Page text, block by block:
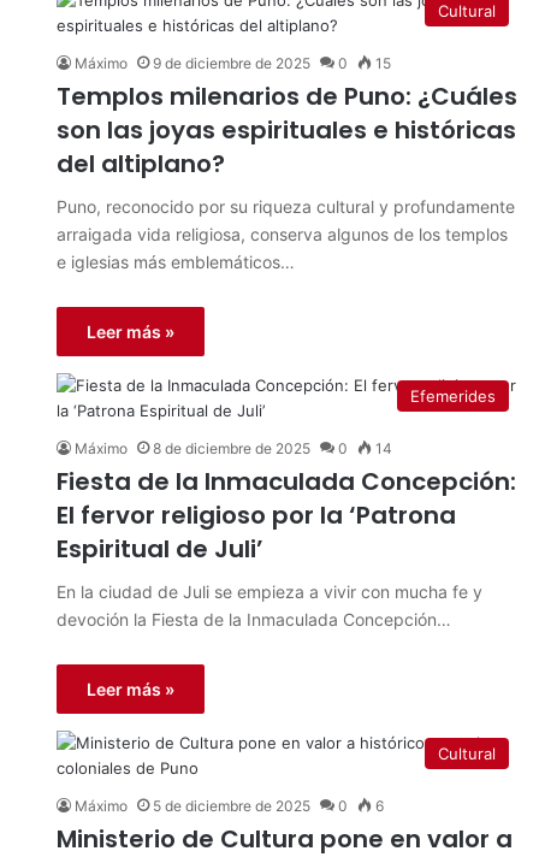
Cultural
Máximo 9 de diciembre de 2025 0 15
Templos milenarios de Puno: ¿Cuáles
son las joyas espirituales e históricas
del altiplano?
Puno, reconocido por su riqueza cultural y profundamente
arraigada vida religiosa, conserva algunos de los templos
e iglesias más emblemáticos…
Leer más »
Efemerides
Máximo 8 de diciembre de 2025 0 14
Fiesta de la Inmaculada Concepción:
El fervor religioso por la ‘Patrona
Espiritual de Juli’
En la ciudad de Juli se empieza a vivir con mucha fe y
devoción la Fiesta de la Inmaculada Concepción…
Leer más »
Cultural
Máximo 5 de diciembre de 2025 0 6
Ministerio de Cultura pone en valor a